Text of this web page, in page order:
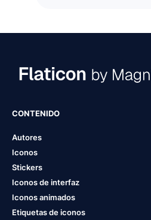
CONTENIDO
Autores
Iconos
Stickers
Iconos de interfaz
Iconos animados
Etiquetas de iconos